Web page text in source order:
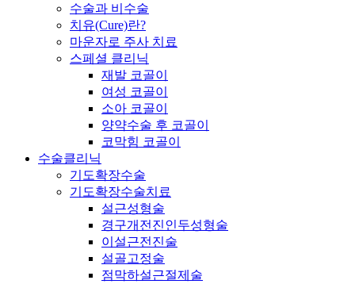
수술과 비수술
치유(Cure)란?
마운자로 주사 치료
스페셜 클리닉
재발 코골이
여성 코골이
소아 코골이
양약수술 후 코골이
코막힘 코골이
수술클리닉
기도확장수술
기도확장수술치료
설근성형술
경구개전진인두성형술
이설근전진술
설골고정술
점막하설근절제술